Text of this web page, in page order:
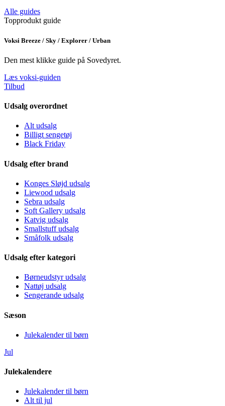
Alle guides
Topprodukt guide
Voksi Breeze / Sky / Explorer / Urban
Den mest klikke guide på Sovedyret.
Læs voksi-guiden
Tilbud
Udsalg overordnet
Alt udsalg
Billigt sengetøj
Black Friday
Udsalg efter brand
Konges Sløjd udsalg
Liewood udsalg
Sebra udsalg
Soft Gallery udsalg
Katvig udsalg
Smallstuff udsalg
Småfolk udsalg
Udsalg efter kategori
Børneudstyr udsalg
Nattøj udsalg
Sengerande udsalg
Sæson
Julekalender til børn
Jul
Julekalendere
Julekalender til børn
Alt til jul